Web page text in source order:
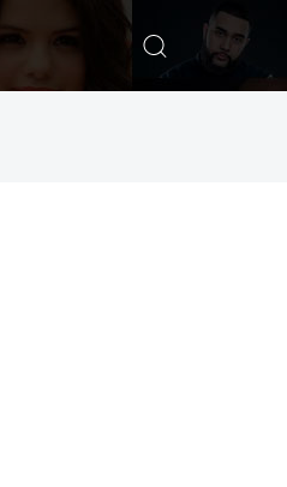
ИСКАТЬ